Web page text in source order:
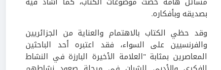
بصديقه وبأفكاره.
وقد حظي الكتاب بالاهتمام والعناية من الجزائريين
والفرنسيين على السواء، فقد اعتبره أحد الباحثين
المعاصرين بمثابة "العلامة الأخيرة البارزة في النشاط